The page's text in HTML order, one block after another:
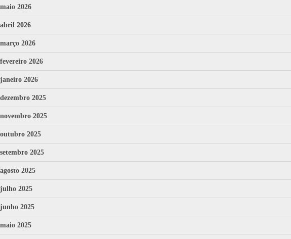
maio 2026
abril 2026
março 2026
fevereiro 2026
janeiro 2026
dezembro 2025
novembro 2025
outubro 2025
setembro 2025
agosto 2025
julho 2025
junho 2025
maio 2025